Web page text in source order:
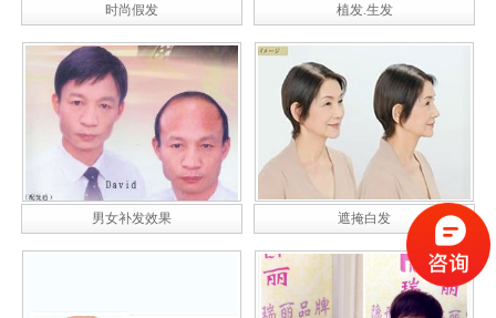
时尚假发 植发.生发
男女补发效果 遮掩白发